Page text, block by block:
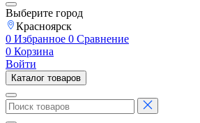
Выберите город
Красноярск
0 Избранное 0 Сравнение
0 Корзина
Войти
Каталог товаров